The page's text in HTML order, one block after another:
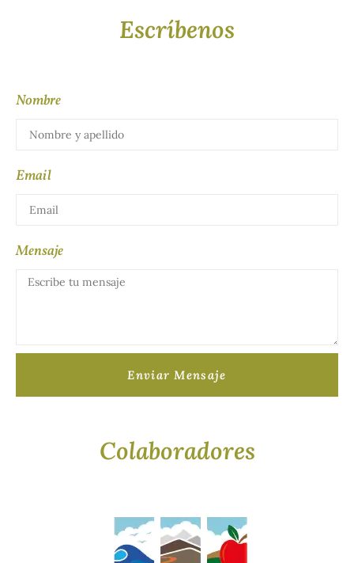
Escríbenos
Nombre
Email
Mensaje
Enviar Mensaje
Colaboradores